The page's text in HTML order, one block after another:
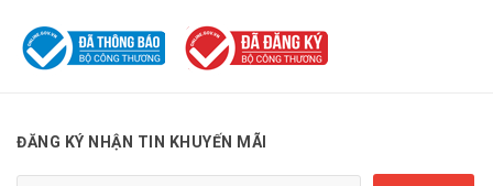
ĐĂNG KÝ NHẬN TIN KHUYẾN MÃI